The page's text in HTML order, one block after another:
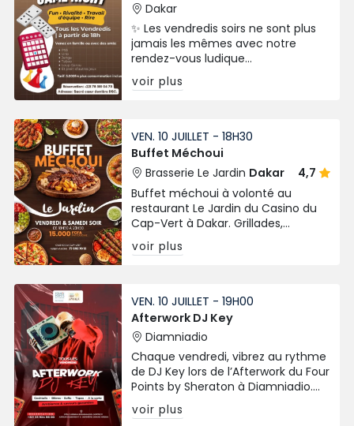
Dakar
✨ Les vendredis soirs ne sont plus
jamais les mêmes avec notre
rendez-vous ludique
incontournable.
voir plus
VEN. 10 JUILLET - 18H30
Buffet Méchoui
Brasserie Le Jardin Dakar
4,7
Buffet méchoui à volonté au
restaurant Le Jardin du Casino du
Cap-Vert à Dakar. Grillades,
spécialités variées chaque vendredi
et samedi soir.
voir plus
VEN. 10 JUILLET - 19H00
Afterwork DJ Key
Diamniadio
Chaque vendredi, vibrez au rythme
de DJ Key lors de l’Afterwork du Four
Points by Sheraton à Diamniadio.
Cocktails, tapas, bières et
ambiance chic signée Chic Afrique
voir plus